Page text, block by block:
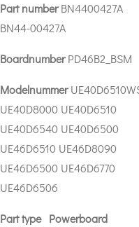
Part numberBN4400427A
BN44-00427A
BoardnumberPD46B2_BSM
Modelnummer
UE40D8000 UE40D6510
UE40D6540 UE40D6500
UE46D6510 UE46D8090
UE46D6500 UE46D6770
UE46D6506
Part type Powerboard